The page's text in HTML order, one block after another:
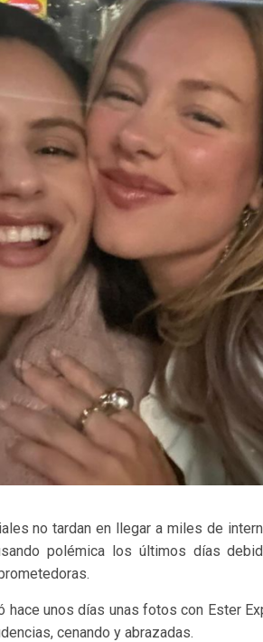
no tardan en llegar a miles de
polémica los últimos días
hace unos días unas fotos con Ester
cenando y abrazadas.